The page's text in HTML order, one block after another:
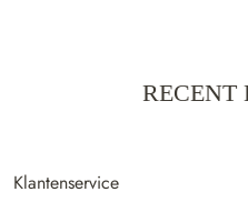
RECENT
Klantenservice